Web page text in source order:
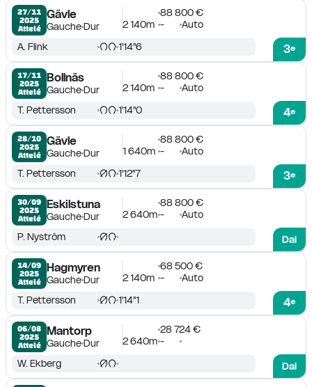
27/11
2025
Attelé
Gävle
GaucheDur
88 800 €
2 140m - Auto
3e
A. Flink 1'14''6
17/11
2025
Attelé
Bollnäs
GaucheDur
88 800 €
2 140m - Auto
4e
T. Pettersson 1'14''0
28/10
2025
Attelé
Gävle
GaucheDur
88 800 €
1 640m - Auto
3e
T. Pettersson 1'12''7
30/09
2025
Attelé
Eskilstuna
GaucheDur
88 800 €
2 640m -
Auto
Dai
P. Nyström
14/09
2025
Attelé
Hagmyren
GaucheDur
68 500 €
2 140m - Auto
4e
T. Pettersson 1'14''1
06/08
2025
Attelé
Mantorp
GaucheDur
28 724 €
2 640m -
Dai
W. Ekberg